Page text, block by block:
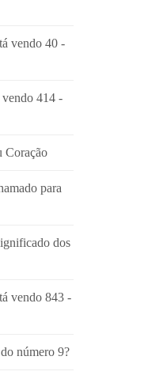
vendo 40 -
vendo 414 -
Coração
para
dos
vendo 843 -
número 9?